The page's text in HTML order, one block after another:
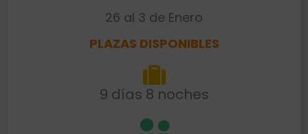
26 al 3 de Enero
PLAZAS DISPONIBLES
9 días 8 noches